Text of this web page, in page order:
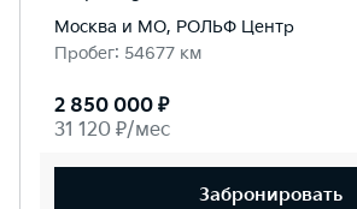
Москва и МО, РОЛЬФ Центр
Пробег: 54677 км
2 850 000 ₽
31 120 ₽/мес
Забронировать